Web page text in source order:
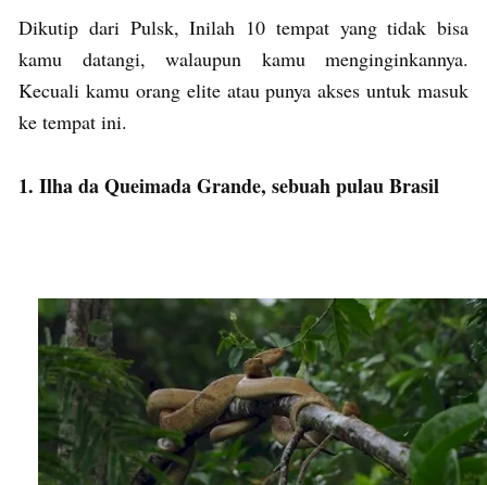
Dikutip dari Pulsk, Inilah 10 tempat yang tidak bisa
kamu datangi, walaupun kamu menginginkannya.
Kecuali kamu orang elite atau punya akses untuk masuk
ke tempat ini.
1. Ilha da Queimada Grande, sebuah pulau Brasil